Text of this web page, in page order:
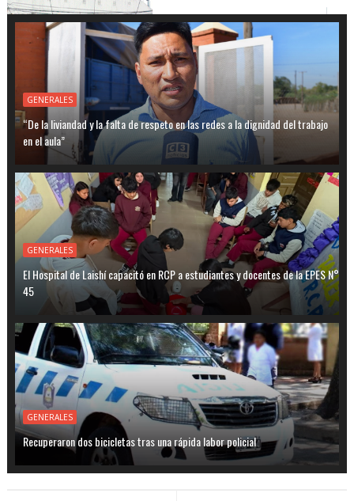
GENERALES
“De la liviandad y la falta de respeto en las redes a la dignidad del trabajo
en el aula”
GENERALES
El Hospital de Laishí capacitó en RCP a estudiantes y docentes de la EPES N°
45
GENERALES
Recuperaron dos bicicletas tras una rápida labor policial